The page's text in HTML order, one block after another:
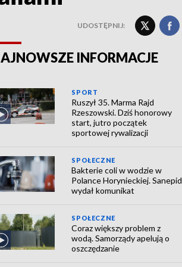
UDOSTĘPNIJ:
INFORMACJE
SPORT
Ruszył 35. Marma Rajd
Rzeszowski. Dziś honorowy
start, jutro początek
sportowej rywalizacji
SPOŁECZNE
Bakterie coli w wodzie w
Polance Horynieckiej. Sanepid
wydał komunikat
SPOŁECZNE
Coraz większy problem z
wodą. Samorządy apelują o
oszczędzanie